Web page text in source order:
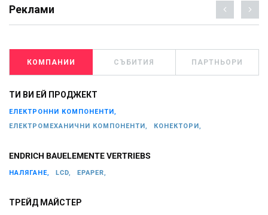
Реклами
КОМПАНИИ СЪБИТИЯ ПАРТНЬОРИ
ТИ ВИ ЕЙ ПРОДЖЕКТ
ЕЛЕКТРОННИ КОМПОНЕНТИ,
ЕЛЕКТРОМЕХАНИЧНИ КОМПОНЕНТИ,
КОНЕКТОРИ,
ENDRICH BAUELEMENTE VERTRIEBS
НАЛЯГАНЕ, LCD, EPAPER,
ТРЕЙД МАЙСТЕР